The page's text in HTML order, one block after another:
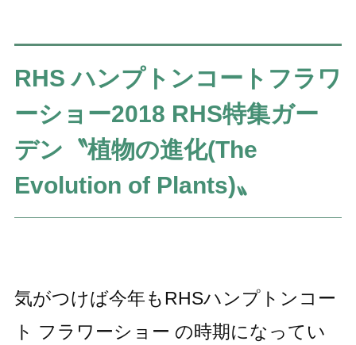
RHS ハンプトンコートフラワ
ーショー2018 RHS特集ガー
デン〝植物の進化(The
Evolution of Plants)〟
気がつけば今年もRHSハンプトンコー
ト フラワーショー の時期になってい